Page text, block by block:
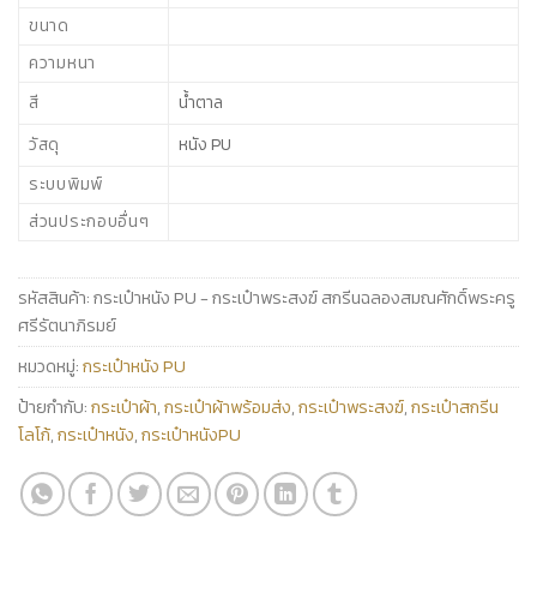
ขนาด
ความหนา
สี
น้ำตาล
วัสดุ
หนัง PU
ระบบพิมพ์
ส่วนประกอบอื่นๆ
รหัสสินค้า:กระเป๋าหนัง PU - กระเป๋าพระสงฆ์ สกรีนฉลองสมณศักดิ์พระครู
ศรีรัตนาภิรมย์
หมวดหมู่:กระเป๋าหนัง PU
ป้ายกำกับ:กระเป๋าผ้า,กระเป๋าผ้าพร้อมส่ง,กระเป๋าพระสงฆ์,กระเป๋าสกรีน
โลโก้,กระเป๋าหนัง,กระเป๋าหนังPU